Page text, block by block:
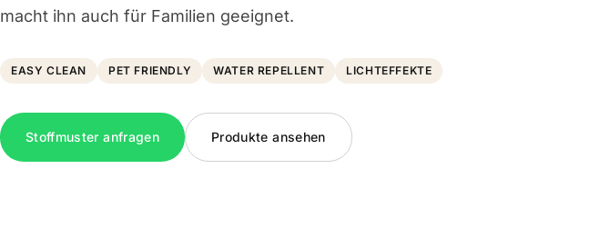
macht ihn auch für Familien geeignet.
EASY CLEAN PET FRIENDLY WATER REPELLENT LICHTEFFEKTE
Stoffmuster anfragen Produkte ansehen